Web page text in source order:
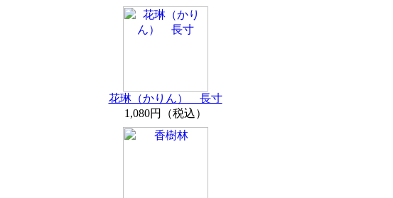
花琳（かりん） 長寸
1,080円（税込）